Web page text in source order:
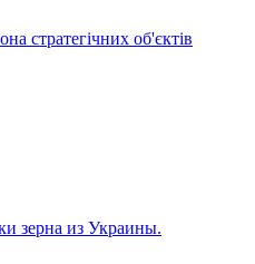
стратегічних об'єктів
зерна из Украины.